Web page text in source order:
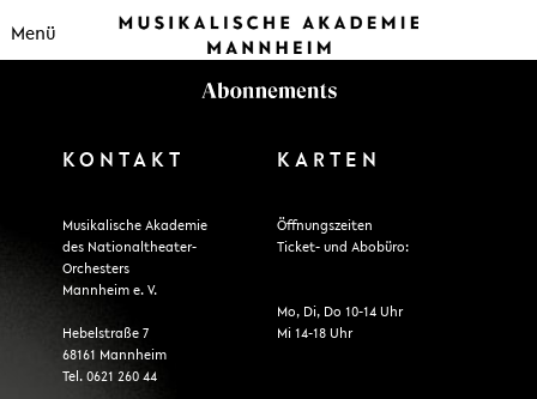
Menü
KONTAKT
Musikalische Akademie
des Nationaltheater-
Orchesters
Mannheim e. V.
Hebelstraße 7
68161 Mannheim
Tel. 0621 260 44
KARTEN
Öffnungszeiten
Ticket- und Abobüro:
Mo, Di, Do 10-14 Uhr
Mi 14-18 Uhr